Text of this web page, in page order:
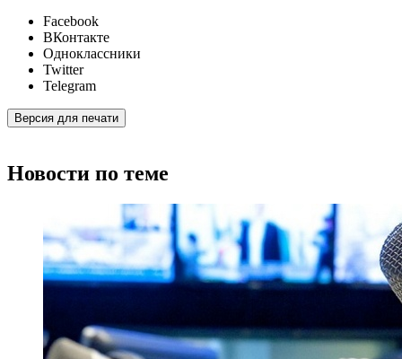
Facebook
ВКонтакте
Одноклассники
Twitter
Telegram
Версия для печати
Новости по теме